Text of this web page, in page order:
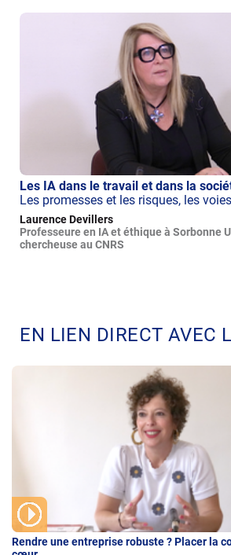
Les IA dans le travail et dans la
Les promesses et les risques, les
Laurence Devillers
Professeure en IA et éthique à Sorbonne
chercheuse au CNRS
EN LIEN DIRECT AVEC
Rendre une entreprise robuste ? Placer la